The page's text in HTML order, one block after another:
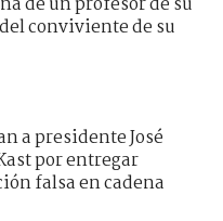
conviviente de su
a presidente José
por entregar
falsa en cadena